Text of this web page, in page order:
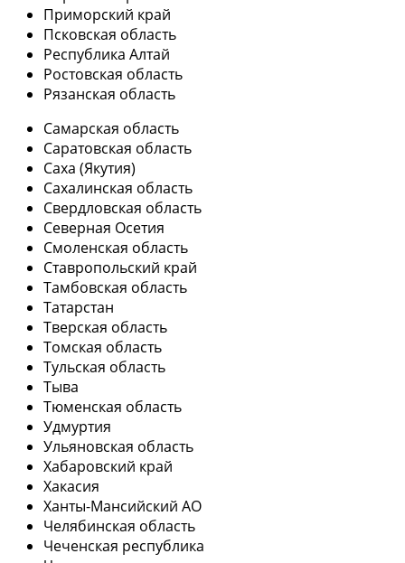
Приморский край
Псковская область
Республика Алтай
Ростовская область
Рязанская область
Самарская область
Саратовская область
Саха (Якутия)
Сахалинская область
Свердловская область
Северная Осетия
Смоленская область
Ставропольский край
Тамбовская область
Татарстан
Тверская область
Томская область
Тульская область
Тыва
Тюменская область
Удмуртия
Ульяновская область
Хабаровский край
Хакасия
Ханты-Мансийский АО
Челябинская область
Чеченская республика